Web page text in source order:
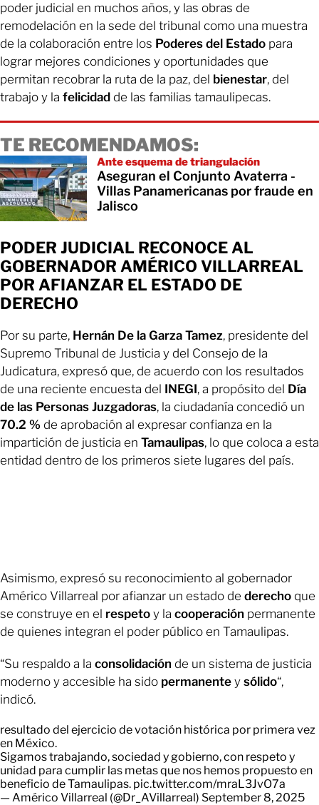
poder judicial en muchos años, y las obras de
remodelación en la sede del tribunal como una muestra
de la colaboración entre los Poderes del Estado para
lograr mejores condiciones y oportunidades que
permitan recobrar la ruta de la paz, del bienestar, del
trabajo y la felicidad de las familias tamaulipecas.
TE RECOMENDAMOS:
Ante esquema de triangulación
Aseguran el Conjunto Avaterra -
Villas Panamericanas por fraude en
Jalisco
PODER JUDICIAL RECONOCE AL
GOBERNADOR AMÉRICO VILLARREAL
POR AFIANZAR EL ESTADO DE
DERECHO
Por su parte, Hernán De la Garza Tamez, presidente del
Supremo Tribunal de Justicia y del Consejo de la
Judicatura, expresó que, de acuerdo con los resultados
de una reciente encuesta del INEGI, a propósito del Día
de las Personas Juzgadoras, la ciudadanía concedió un
70.2 % de aprobación al expresar confianza en la
impartición de justicia en Tamaulipas, lo que coloca a esta
entidad dentro de los primeros siete lugares del país.
Asimismo, expresó su reconocimiento al gobernador
Américo Villarreal por afianzar un estado de derecho que
se construye en el respeto y la cooperación permanente
de quienes integran el poder público en Tamaulipas.
“Su respaldo a la consolidación de un sistema de justicia
moderno y accesible ha sido permanente y sólido“,
indicó.
resultado del ejercicio de votación histórica por primera vez
en México.
Sigamos trabajando, sociedad y gobierno, con respeto y
unidad para cumplir las metas que nos hemos propuesto en
beneficio de Tamaulipas. pic.twitter.com/mraL3JvO7a
— Américo Villarreal (@Dr_AVillarreal) September 8, 2025